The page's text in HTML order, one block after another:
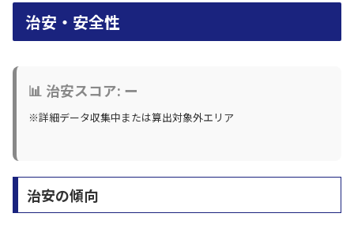
治安・安全性
📊 治安スコア: ー
※詳細データ収集中または算出対象外エリア
治安の傾向